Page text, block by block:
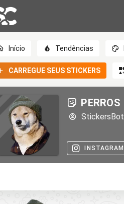
Início Tendências
CARREGUE SEUS STICKERS
PERROS
StickersBot
INSTAGRAM